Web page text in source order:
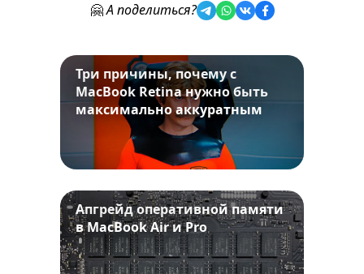
🤗А поделиться?
Три причины, почему с
MacBook Retina нужно быть
максимально аккуратным
Апгрейд оперативной памяти
в MacBook Air и Pro